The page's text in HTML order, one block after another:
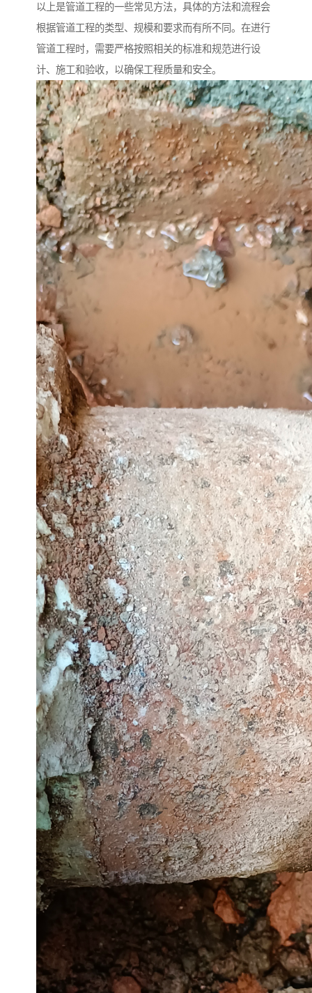
以上是管道工程的一些常见方法，具体的方法和流程会
根据管道工程的类型、规模和要求而有所不同。在进行
管道工程时，需要严格按照相关的标准和规范进行设
计、施工和验收，以确保工程质量和安全。